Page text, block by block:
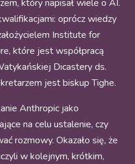
który napisał wiele o AI.
oprócz wiedzy
Institute for
które jest współpracą
Dicastery ds.
jest biskup Tighe.
Anthropic jako
na celu ustalenie, czy
rozmowy. Okazało się, że
w kolejnym, krótkim,